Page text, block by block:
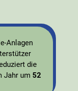
Anlagen
die
Jahr um52